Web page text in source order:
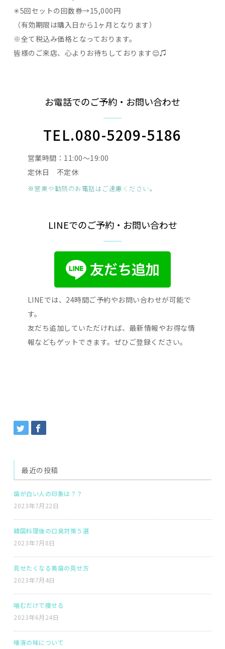
✳︎5回セットの回数券→15,000円
（有効期限は購入日から1ヶ月となります）
※全て税込み価格となっております。
皆様のご来店、心よりお待ちしております😌♫
お電話でのご予約・お問い合わせ
TEL.080-5209-5186
営業時間：11:00〜19:00
定休日 不定休
※営業や勧誘のお電話はご遠慮ください。
LINEでのご予約・お問い合わせ
LINEでは、24時間ご予約やお問い合わせが可能で
す。
友だち追加していただければ、最新情報やお得な情
報などもゲットできます。ぜひご登録ください。
最近の投稿
歯が白い人の印象は？？
2023年7月22日
韓国料理後の口臭対策５選
2023年7月8日
見せたくなる美歯の見せ方
2023年7月4日
噛むだけで痩せる
2023年6月24日
唾液の味について